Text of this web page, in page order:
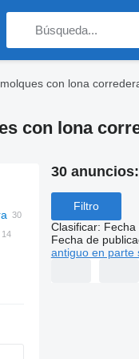
con lona
con lona
30 anuncios:
Filtro
Clasificar: Fecha
Fecha de
antiguo en parte